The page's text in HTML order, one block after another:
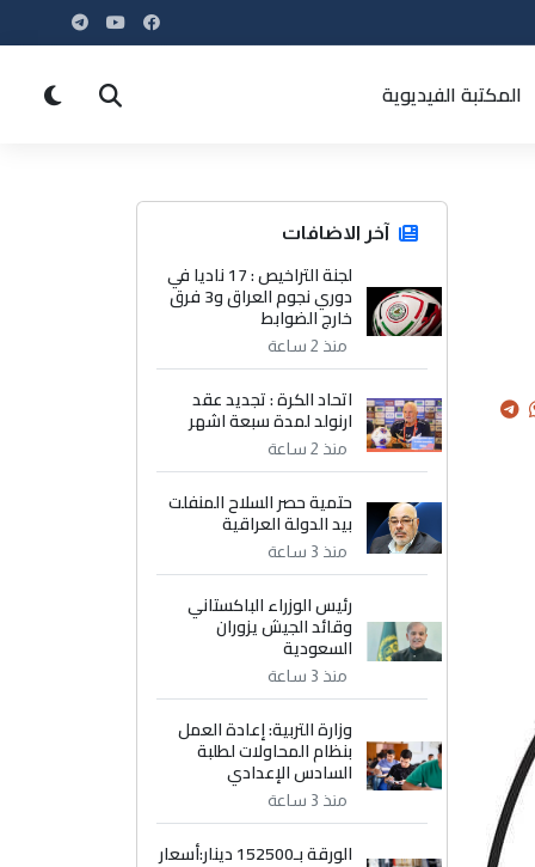
المكتبة الفيديوية
آخر الاضافات
لجنة التراخيص : 17 ناديا في
دوري نجوم العراق و3 فرق
خارج الضوابط
منذ 2 ساعة
اتحاد الكرة : تجديد عقد
ارنولد لمدة سبعة اشهر
منذ 2 ساعة
حتمية حصر السلاح المنفلت
بيد الدولة العراقية
منذ 3 ساعة
رئيس الوزراء الباكستاني
وقائد الجيش يزوران
السعودية
منذ 3 ساعة
وزارة التربية: إعادة العمل
بنظام المحاولات لطلبة
السادس الإعدادي
منذ 3 ساعة
الورقة بـ152500 دينار:أسعار